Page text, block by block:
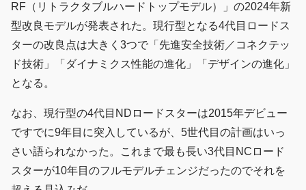
RF（リトラクタブルハードトップモデル）」の2024年新
型改良モデルが発表された。現行型となる4代目ロードス
ターの改良点は大きく3つで「先進安全技術／コネクテッ
ド技術」「ダイナミクス性能の進化」「デザインの進化」
となる。
なお、現行型の4代目NDロードスターは2015年デビュー
ですでに9年目に突入しているが、5世代目の計画はいっ
さい語られなかった。これまで最も長い3代目NCロード
スターが10年目のフルモデルチェンジだったのでそれを